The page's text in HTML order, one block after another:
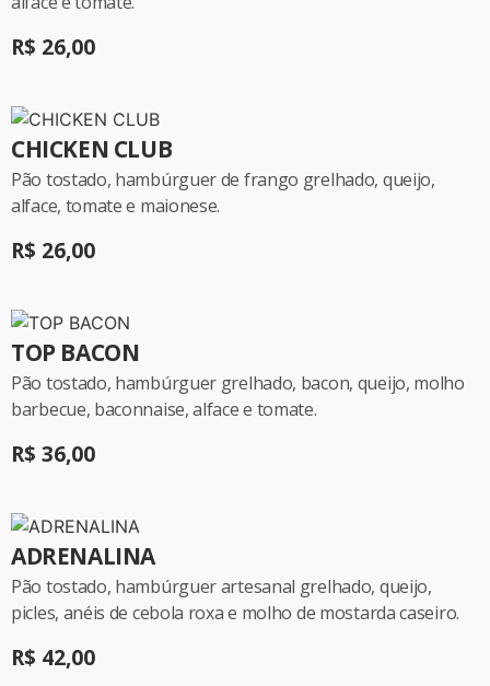
R$ 26,00
CHICKEN CLUB
Pão tostado, hambúrguer de frango grelhado, queijo,
alface, tomate e maionese.
R$ 26,00
TOP BACON
Pão tostado, hambúrguer grelhado, bacon, queijo, molho
barbecue, baconnaise, alface e tomate.
R$ 36,00
ADRENALINA
Pão tostado, hambúrguer artesanal grelhado, queijo,
picles, anéis de cebola roxa e molho de mostarda caseiro.
R$ 42,00